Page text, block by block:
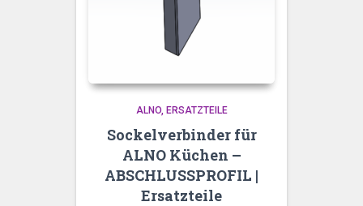
ALNO ERSATZTEILE
Sockelverbinder für
ALNO Küchen –
ABSCHLUSSPROFIL |
Ersatzteile